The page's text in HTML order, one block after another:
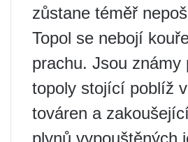
zůstane téměř
Topol se nebojí
prachu. Jsou známy
topoly stojící poblíž
továren a
plynů vypouštěných